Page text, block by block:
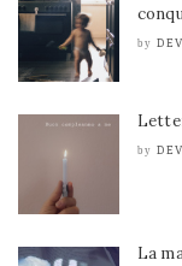
by
by
La